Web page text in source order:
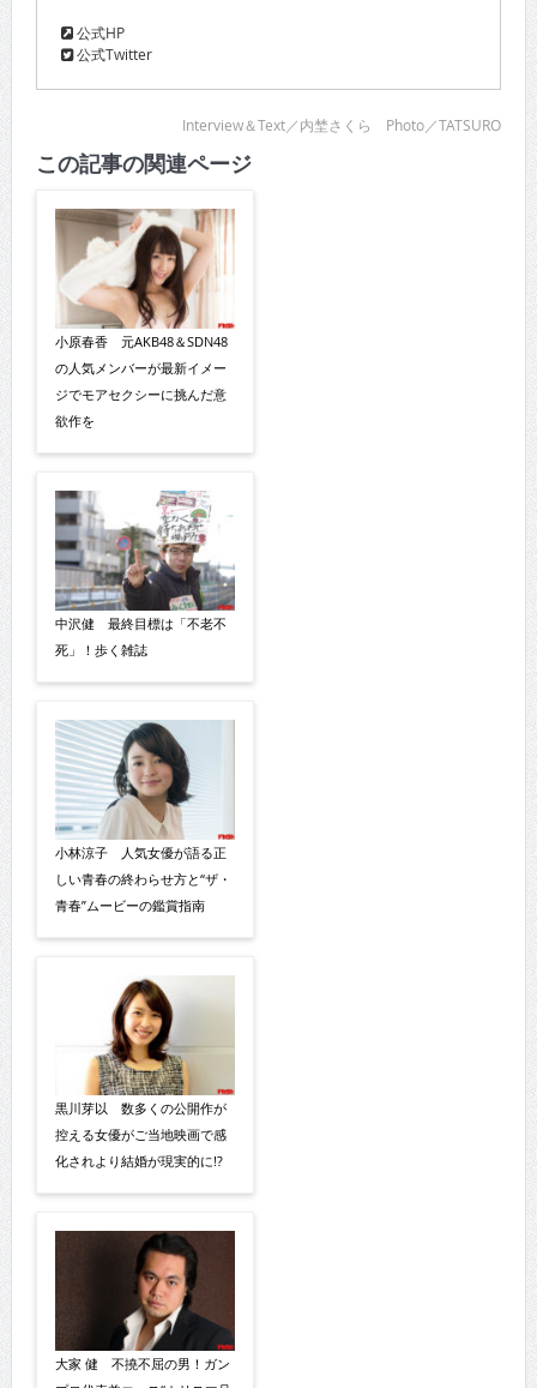
公式HP
公式Twitter
Interview＆Text／内埜さくら Photo／TATSURO
この記事の関連ページ
小原春香 元AKB48＆SDN48
の人気メンバーが最新イメー
ジでモアセクシーに挑んだ意
欲作を
中沢健 最終目標は「不老不
死」！歩く雑誌
小林涼子 人気女優が語る正
しい青春の終わらせ方と“ザ・
青春”ムービーの鑑賞指南
黒川芽以 数多くの公開作が
控える女優がご当地映画で感
化されより結婚が現実的に!?
大家 健 不撓不屈の男！ガン